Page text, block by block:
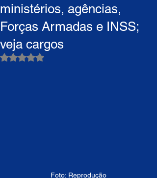
ministérios, agências,
Forças Armadas e INSS;
veja cargos
Avaliado com NaN de 5 estrelas.
Foto: Reprodução